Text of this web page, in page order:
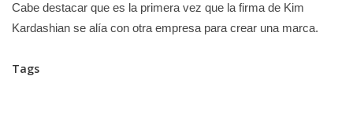
Cabe destacar que es la primera vez que la firma de Kim
Kardashian se alía con otra empresa para crear una marca.
Tags